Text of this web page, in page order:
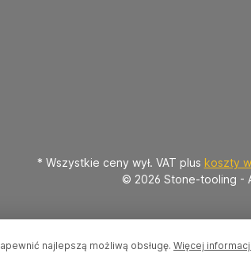
* Wszystkie ceny wył. VAT plus koszty
© 2026 Stone-tooling -
najlepszą możliwą obsługę. Więcej